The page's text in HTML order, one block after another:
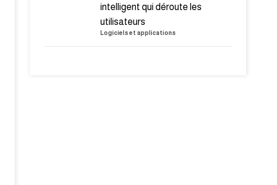
intelligent qui déroute les
utilisateurs
Logiciels et applications